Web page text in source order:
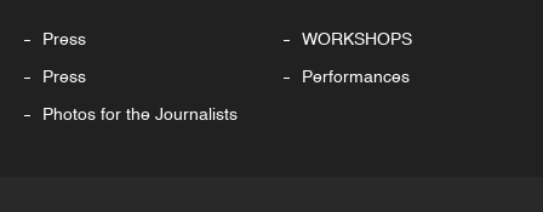
Press
Press
Photos for the Journalists
WORKSHOPS
Performances